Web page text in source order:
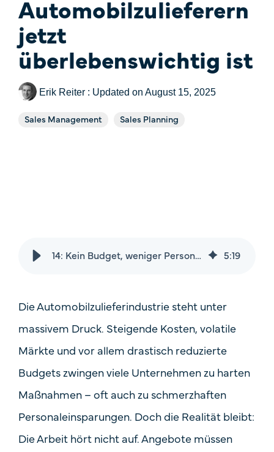
Price
Customer
Fallstudien
Sales Check
Automobilzulieferern
jetzt
überlebenswichtig ist
Erik Reiter : Updated on August 15, 2025
Sales Management Sales Planning
14: Kein Budget, weniger Personal – Warum Automatisierung im Vertrieb von Automobilzulieferern jetzt überlebenswichtig ist 5:19
Die Automobilzulieferindustrie steht unter
massivem Druck. Steigende Kosten, volatile
Märkte und vor allem drastisch reduzierte
Budgets zwingen viele Unternehmen zu harten
Maßnahmen – oft auch zu schmerzhaften
Personaleinsparungen. Doch die Realität bleibt:
Die Arbeit hört nicht auf. Angebote müssen